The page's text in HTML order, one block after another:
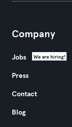
Company
Jobs We are hiring!
Press
Contact
Blog